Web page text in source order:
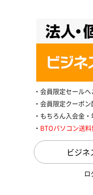
会員限定セール
会員限定クーポン
もちろん入会金
BTOパソコン送
ビジ
ロ